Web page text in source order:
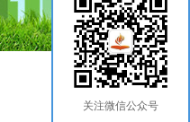
关注微信公众号